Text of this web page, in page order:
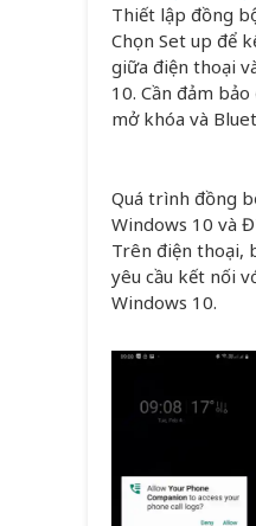
Thiết lập đồng
Chọn Set up để
giữa điện thoại
10. Cần đảm
mở khóa và
Quá trình đồng
Windows 10 và
Trên điện thoại,
yêu cầu kết nối
Windows 10.